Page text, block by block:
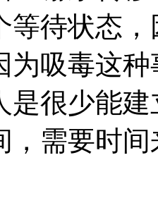
等待状态
为吸毒这
是很少能
，需要时